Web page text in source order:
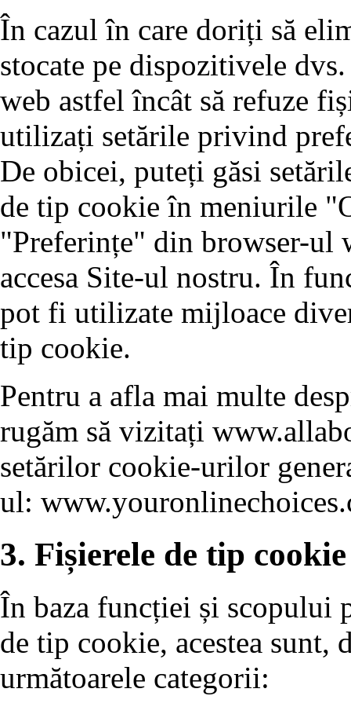
În cazul în care doriți să
stocate pe dispozitivele
web astfel încât să refuze
utilizați setările privind
De obicei, puteți găsi
de tip cookie în meniurile
"Preferințe" din browser-ul
accesa Site-ul nostru. În
pot fi utilizate mijloace
tip cookie.
Pentru a afla mai multe
rugăm să vizitați
setărilor cookie-urilor
ul:
3. Fișierele de tip
În baza funcției și scopului
de tip cookie, acestea sunt,
următoarele categorii: